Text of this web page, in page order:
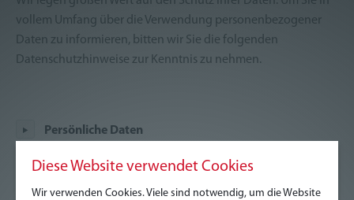
Mein Lager
4x4 Traisental
vollem Umfang über die Verwendung personenbezogener
Daten zu informieren, bitten wir Sie die folgenden
Datenschutzhinweise zur Kenntnis zu nehmen.
Persönliche Daten
Weitergabe und Übertragung von Daten
Diese Website verwendet Cookies
Wir verwenden Cookies. Viele sind notwendig, um die Website